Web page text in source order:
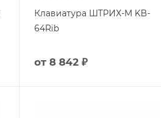
Клавиатура ШТРИХ-М KB-
64Rib
от 8 842 ₽